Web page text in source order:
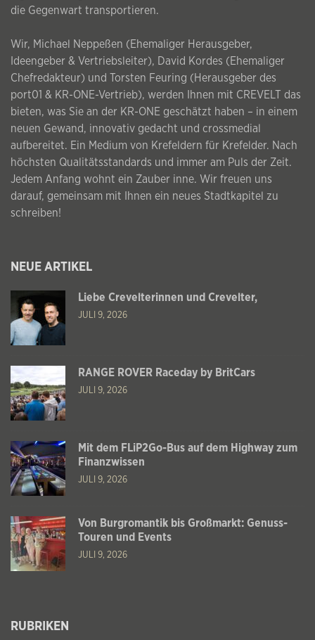
die Gegenwart transportieren.
Wir, Michael Neppeßen (Ehemaliger Herausgeber,
Ideengeber & Vertriebsleiter), David Kordes (Ehemaliger
Chefredakteur) und Torsten Feuring (Herausgeber des
port01 & KR-ONE-Vertrieb), werden Ihnen mit CREVELT das
bieten, was Sie an der KR-ONE geschätzt haben – in einem
neuen Gewand, innovativ gedacht und crossmedial
aufbereitet. Ein Medium von Krefeldern für Krefelder. Nach
höchsten Qualitätsstandards und immer am Puls der Zeit.
Jedem Anfang wohnt ein Zauber inne. Wir freuen uns
darauf, gemeinsam mit Ihnen ein neues Stadtkapitel zu
schreiben!
NEUE ARTIKEL
Liebe Crevelterinnen und Crevelter,
JULI 9, 2026
RANGE ROVER Raceday by BritCars
JULI 9, 2026
Mit dem FLiP2Go-Bus auf dem Highway zum
Finanzwissen
JULI 9, 2026
Von Burgromantik bis Großmarkt: Genuss-
Touren und Events
JULI 9, 2026
RUBRIKEN